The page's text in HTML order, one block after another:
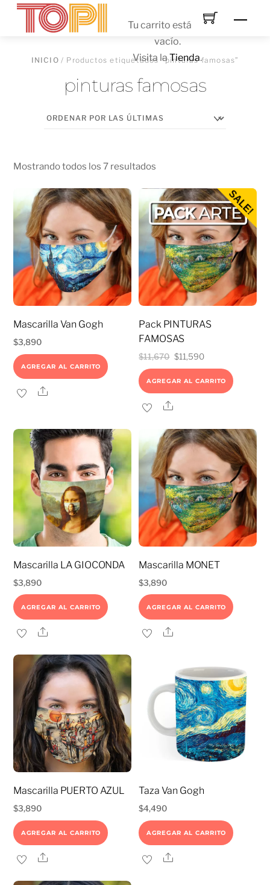
Skip
Tu carrito está
vacío.
Visita laTienda.
INICIO/ Productos etiquetados “pinturas famosas”
pinturas famosas
Mostrando todos los 7 resultados
Mascarilla Van Gogh
$3,890
AGREGAR AL CARRITO
Share
SALE!
Pack PINTURAS
FAMOSAS
$11,670 El
$11,590El
precio
AGREGAR AL CARRITO
Share
Mascarilla LA GIOCONDA
$3,890
AGREGAR AL CARRITO
Share
Mascarilla MONET
$3,890
AGREGAR AL CARRITO
Share
Mascarilla PUERTO AZUL
$3,890
AGREGAR AL CARRITO
Share
Taza Van Gogh
$4,490
AGREGAR AL CARRITO
Share